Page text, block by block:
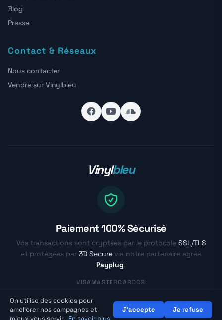
Blog
Presse
Contact & Réseaux
Nous contacter
Vendre sur Vinylbleu
Vinylbleu
Paiement 100% Sécurisé
Vos transactions sont cryptées par le protocole SSL/TLS
et protégées par 3D Secure via notre partenaire agréé
Payplug.
VISAMASTERCARDCB
© Vinylbleu.fr - La passion du vinyle depuis 2017
On utilise des cookies pour
ameliorer nos campagnes et
mieux vous servir. En savoir plus
J'accepte Je refuse